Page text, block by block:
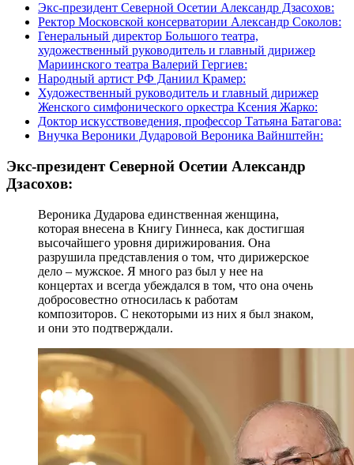
Экс-президент Северной Осетии Александр Дзасохов:
Ректор Московской консерватории Александр Соколов:
Генеральный директор Большого театра,
художественный руководитель и главный дирижер
Мариинского театра Валерий Гергиев:
Народный артист РФ Даниил Крамер:
Художественный руководитель и главный дирижер
Женского симфонического оркестра Ксения Жарко:
Доктор искусствоведения, профессор Татьяна Батагова:
Внучка Вероники Дударовой Вероника Вайнштейн:
Экс-президент Северной Осетии Александр
Дзасохов:
Вероника Дударова единственная женщина,
которая внесена в Книгу Гиннеса, как достигшая
высочайшего уровня дирижирования. Она
разрушила представления о том, что дирижерское
дело – мужское. Я много раз был у нее на
концертах и всегда убеждался в том, что она очень
добросовестно относилась к работам
композиторов. С некоторыми из них я был знаком,
и они это подтверждали.